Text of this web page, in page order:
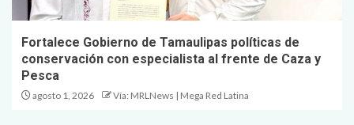
Fortalece Gobierno de Tamaulipas políticas de
conservación con especialista al frente de Caza y
Pesca
agosto 1, 2026 Vía: MRLNews | Mega Red Latina